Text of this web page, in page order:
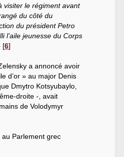
visiter le régiment avant
du côté du
du président Petro
l’aile jeunesse du Corps
[6]
a annoncé avoir
d’or » au major Denis
Dmytro Kotsyubaylo,
droite -, avait
de Volodymyr
au Parlement grec